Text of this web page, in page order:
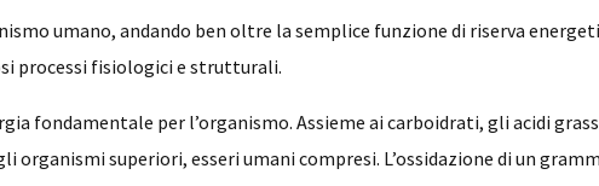
umano, andando ben oltre la semplice funzione di riserva
processi fisiologici e strutturali.
fondamentale per l’organismo. Assieme ai carboidrati, gli acidi
superiori, esseri umani compresi. L’ossidazione di un